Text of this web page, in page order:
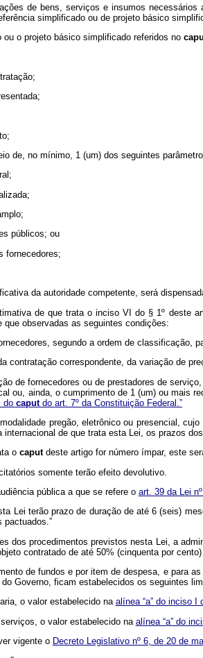
de bens, serviços e insumos
simplificado ou de projeto básico
o projeto básico simplificado referidos no
de, no mínimo, 1 (um) dos seguintes
públicos; ou
fornecedores;
da autoridade competente, será
de que trata o inciso VI do § 1º deste
observadas as seguintes condições:
segundo a ordem de classificação,
contratação correspondente, da variação de
de fornecedores ou de prestadores de
ou, ainda, o cumprimento de 1 (um) ou mais
do caput do art. 7º da Constituição Federal.”
pregão, eletrônico ou presencial,
de que trata esta Lei, os prazos
o caput deste artigo for número ímpar, este
somente terão efeito devolutivo.
pública a que se refere o art. 39 da Lei
Lei terão prazo de duração de até 6 (seis)
pactuados.”
dos procedimentos previstos nesta Lei, a
contratado de até 50% (cinquenta por
de fundos e por item de despesa, e para
Governo, ficam estabelecidos os seguintes
o valor estabelecido na alínea “a” do inciso I
o valor estabelecido na alínea “a” do
vigente o Decreto Legislativo nº 6, de 20 de